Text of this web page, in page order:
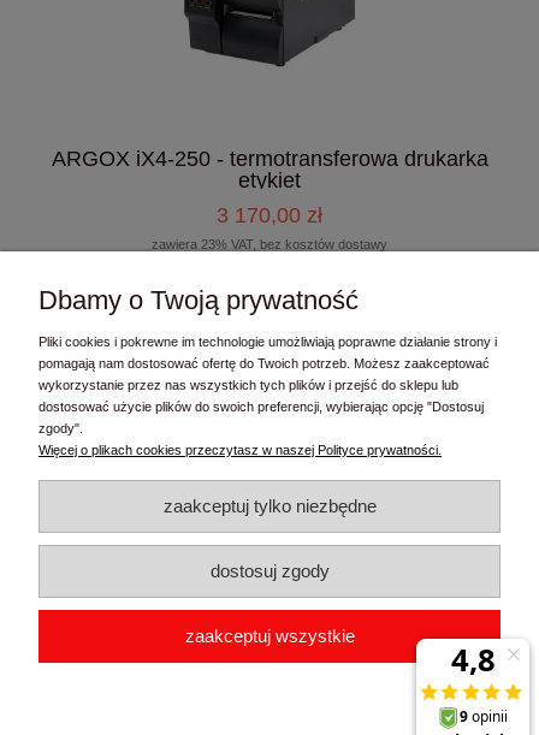
ARGOX iX4-250 - termotransferowa drukarka
etykiet
3 170,00 zł
zawiera 23% VAT, bez kosztów dostawy
do koszyka
Kontakt
Moje konto
Informacje
FaziPL Sławomir Łasiewicki| ul. Michała Drzymały 6, 83-010
Straszyn | woj. pomorskie | tel.:
| email:
| NIP: 7421559719 | REGON: 362044422
Dbamy o Twoją prywatność
Pliki cookies i pokrewne im technologie umożliwiają poprawne działanie strony i
pomagają nam dostosować ofertę do Twoich potrzeb. Możesz zaakceptować
wykorzystanie przez nas wszystkich tych plików i przejść do sklepu lub
dostosować użycie plików do swoich preferencji, wybierając opcję "Dostosuj
zgody".
Więcej o plikach cookies przeczytasz w naszej Polityce prywatności.
zaakceptuj tylko niezbędne
dostosuj zgody
zaakceptuj wszystkie